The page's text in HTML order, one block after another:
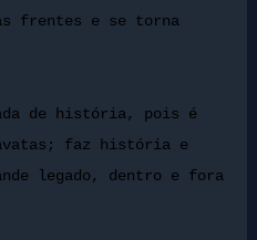
frentes e se torna
de história, pois é
faz história e
legado, dentro e fora